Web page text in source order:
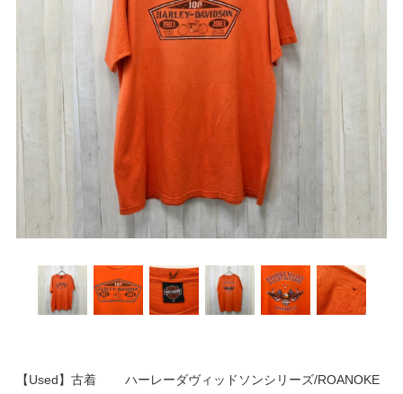
【Used】古着 ハーレーダヴィッドソンシリーズ/ROANOKE